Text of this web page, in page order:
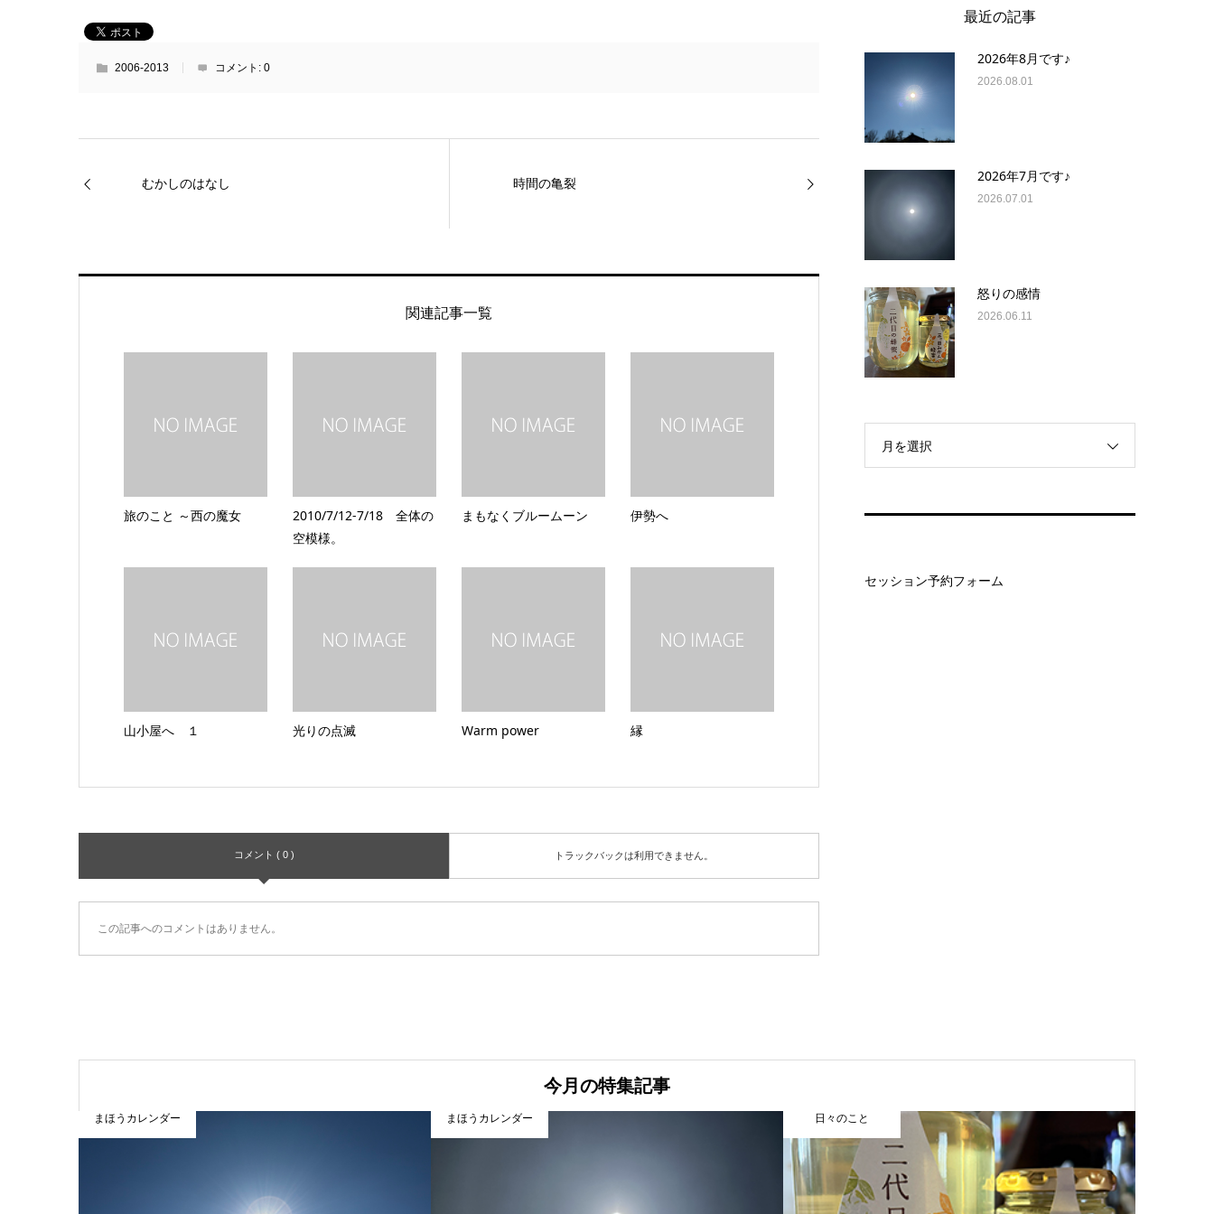
2006-2013 コメント: 0
むかしのはなし 時間の亀裂
関連記事一覧
旅のこと ～西の魔女
2010/7/12-7/18 全体の
空模様。
まもなくブルームーン 伊勢へ
山小屋へ １ 光りの点滅 Warm power 縁
コメント ( 0 ) トラックバックは利用できません。
この記事へのコメントはありません。
最近の記事
2026年8月です♪
2026.08.01
2026年7月です♪
2026.07.01
怒りの感情
2026.06.11
月を選択
セッション予約フォーム
今月の特集記事
まほうカレンダー まほうカレンダー 日々のこと